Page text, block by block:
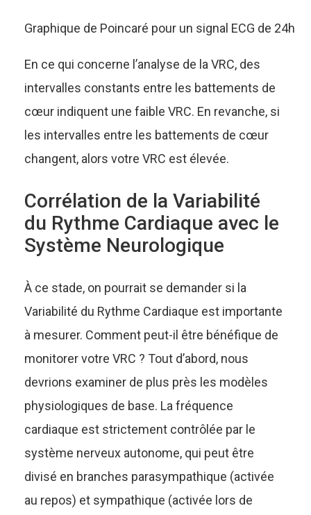
Graphique de Poincaré pour un signal ECG de 24h
En ce qui concerne l’analyse de la VRC, des
intervalles constants entre les battements de
cœur indiquent une faible VRC. En revanche, si
les intervalles entre les battements de cœur
changent, alors votre VRC est élevée.
Corrélation de la Variabilité
du Rythme Cardiaque avec le
Système Neurologique
À ce stade, on pourrait se demander si la
Variabilité du Rythme Cardiaque est importante
à mesurer. Comment peut-il être bénéfique de
monitorer votre VRC ? Tout d’abord, nous
devrions examiner de plus près les modèles
physiologiques de base. La fréquence
cardiaque est strictement contrôlée par le
système nerveux autonome, qui peut être
divisé en branches parasympathique (activée
au repos) et sympathique (activée lors de